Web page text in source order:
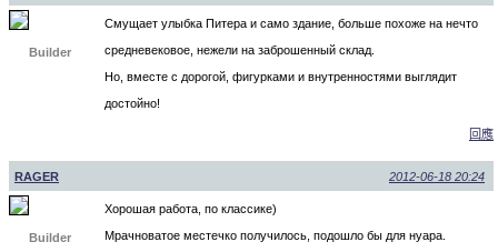
Builder
Смущает улыбка Питера и само здание, больше похоже на нечто
средневековое, нежели на заброшенный склад.
Но, вместе с дорогой, фигурками и внутренностями выглядит
достойно!
回應
RAGER 2012-06-18 20:24
Builder
Хорошая работа, по классике)
Мрачноватое местечко получилось, подошло бы для нуара.